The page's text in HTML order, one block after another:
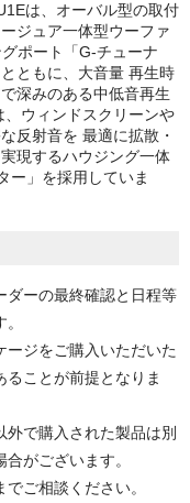
は、オーバル型の取付
ジュア一体型ウーファ
ポート「G-チューナ
ともに、大音量 再生時
深みのある中低音再生
ウィンドスクリーンや
反射音を 最適に拡散・
現するハウジング一体
ー」を採用していま
ダーの最終確認と日程等
ジをご購入いただいた
ことが前提となりま
で購入された製品は別
がございます。
ご相談ください。